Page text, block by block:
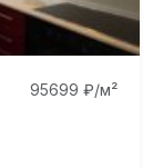
95699 ₽/м²